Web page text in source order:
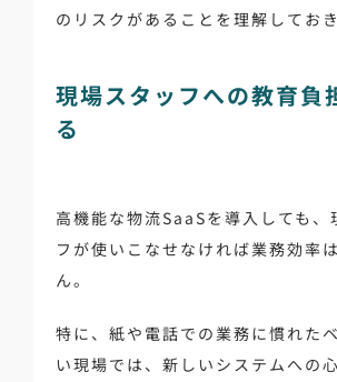
のリスクがあることを理解しておき
現場スタッフへの教育負
る
高機能な物流SaaSを導入しても、
フが使いこなせなければ業務効率
ん。
特に、紙や電話での業務に慣れた
い現場では、新しいシステムへの